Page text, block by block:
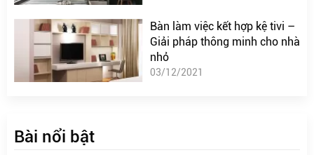
Bàn làm việc kết hợp kệ tivi –
Giải pháp thông minh cho nhà
nhỏ
03/12/2021
Bài nổi bật